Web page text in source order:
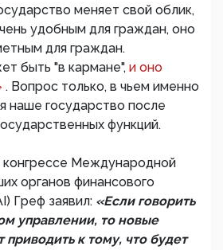
меняет свой облик,
удобным для граждан, оно
для граждан.
быть "в кармане", и оно
. Вопрос только, в чьем именно
наше государство после
функций.
конгрессе Международной
органов финансового
Греф заявил: «Если говорить
управлении, то новые
приводить к тому, что будет